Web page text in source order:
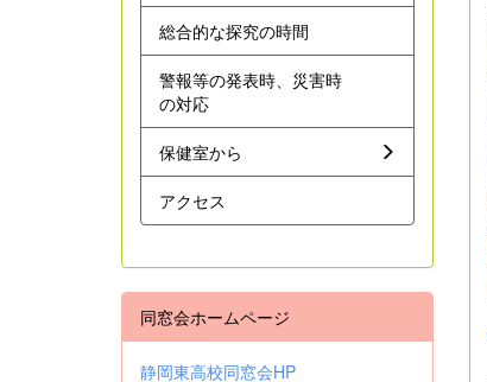
総合的な探究の時間
警報等の発表時、災害時
の対応
保健室から
アクセス
同窓会ホームページ
静岡東高校同窓会HP